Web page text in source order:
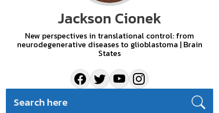
Jackson Cionek
New perspectives in translational control: from
neurodegenerative diseases to glioblastoma | Brain
States